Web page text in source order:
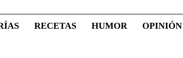
RECETAS HUMOR OPINIÓN